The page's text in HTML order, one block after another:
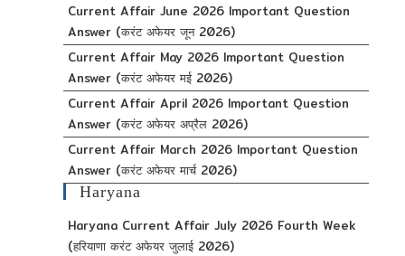
Current Affair June 2026 Important Question
Answer (करंट अफेयर जून 2026)
Current Affair May 2026 Important Question
Answer (करंट अफेयर मई 2026)
Current Affair April 2026 Important Question
Answer (करंट अफेयर अप्रैल 2026)
Current Affair March 2026 Important Question
Answer (करंट अफेयर मार्च 2026)
Haryana
Haryana Current Affair July 2026 Fourth Week
(हरियाणा करंट अफेयर जुलाई 2026)